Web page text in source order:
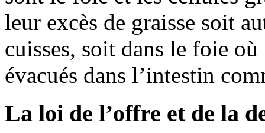
leur excès de graisse soit
cuisses, soit dans le foie
évacués dans l’intestin
La loi de l’offre et de la